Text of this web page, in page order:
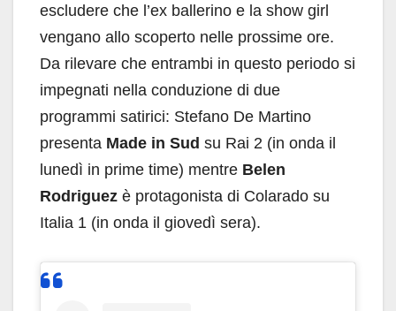
escludere che l’ex ballerino e la show girl
vengano allo scoperto nelle prossime ore.
Da rilevare che entrambi in questo periodo si
impegnati nella conduzione di due
programmi satirici: Stefano De Martino
presenta Made in Sud su Rai 2 (in onda il
lunedì in prime time) mentre Belen
Rodriguez è protagonista di Colarado su
Italia 1 (in onda il giovedì sera).